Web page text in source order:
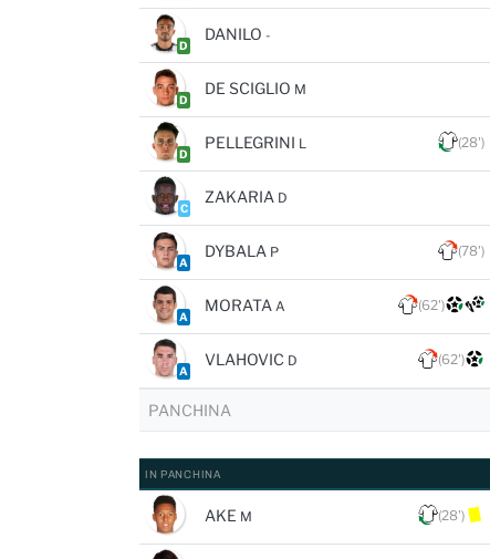
D
DANILO -
D
DE SCIGLIO M
D
PELLEGRINI L (28')
C
ZAKARIA D
A
DYBALA P (78')
A
MORATA A (62')
A
VLAHOVIC D (62')
PANCHINA
IN PANCHINA
AKE M (28')